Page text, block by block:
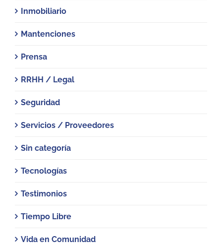
Inmobiliario
Mantenciones
Prensa
RRHH / Legal
Seguridad
Servicios / Proveedores
Sin categoría
Tecnologías
Testimonios
Tiempo Libre
Vida en Comunidad